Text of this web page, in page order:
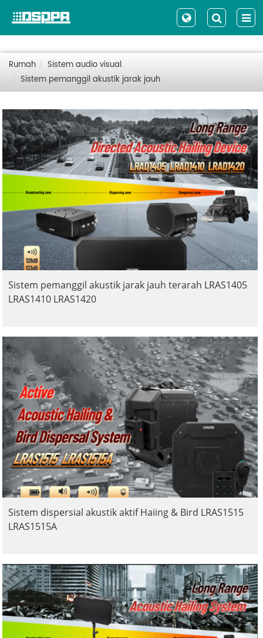
Rumah
Sistem audio visual
Sistem pemanggil akustik jarak jauh
Sistem pemanggil akustik jarak jauh terarah LRAS1405
LRAS1410 LRAS1420
Sistem dispersial akustik aktif Haiing & Bird LRAS1515
LRAS1515A